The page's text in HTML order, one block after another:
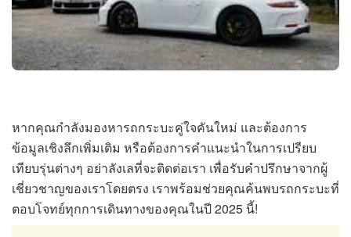
หากคุณกำลังมองหารถกระบะคู่ใจคันใหม่ และต้องการ
ข้อมูลเชิงลึกเพิ่มเติม หรือต้องการคำแนะนำในการเปรียบ
เทียบรุ่นต่างๆ อย่าลังเลที่จะติดต่อเรา เพื่อรับคำปรึกษาจากผู้
เชี่ยวชาญของเราโดยตรง เราพร้อมช่วยคุณค้นพบรถกระบะที่
ตอบโจทย์ทุกการเดินทางของคุณในปี 2025 นี้!